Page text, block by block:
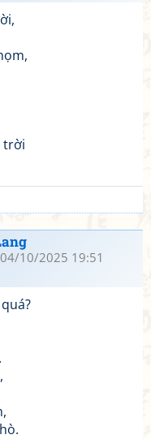
trời
10/2025 19:51